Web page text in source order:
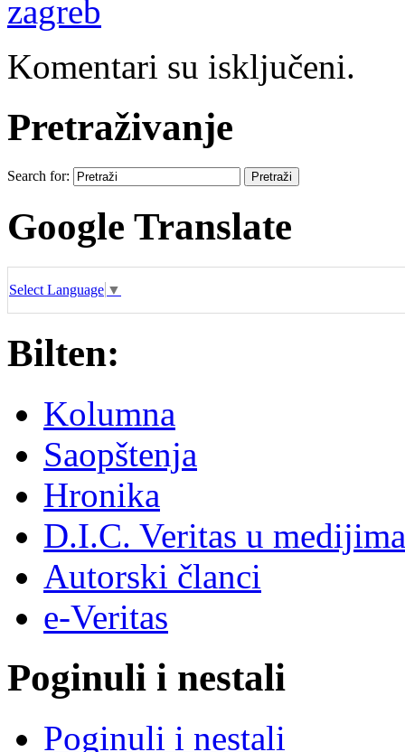
zagreb
Komentari su isključeni.
Pretraživanje
Search for:
Google Translate
Select Language ▼
Bilten:
Kolumna
Saopštenja
Hronika
D.I.C. Veritas u medijima
Autorski članci
e-Veritas
Poginuli i nestali
Poginuli i nestali